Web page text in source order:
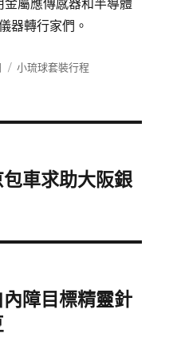
屬應傳感器和半導體
器轉行家們。
分
小琉球套裝行程
車求助大阪銀
障目標精靈針